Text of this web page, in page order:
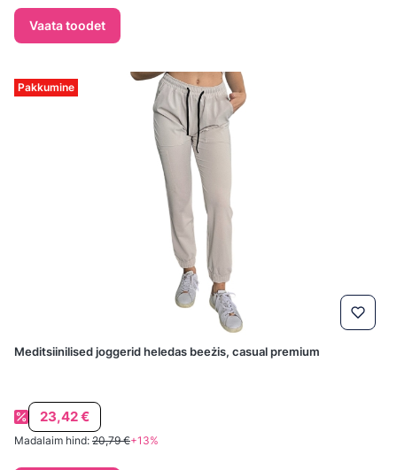
Vaata toodet
Pakkumine
Meditsiinilised joggerid heledas beeżis, casual premium
Soodushind
23,42 €
Madalaim hind: 20,79 €+13%